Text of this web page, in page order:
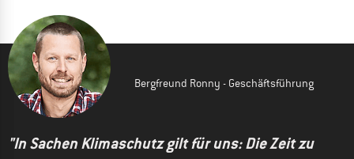
Bergfreund Ronny - Geschäftsführung
"In Sachen Klimaschutz gilt für uns: Die Zeit zu